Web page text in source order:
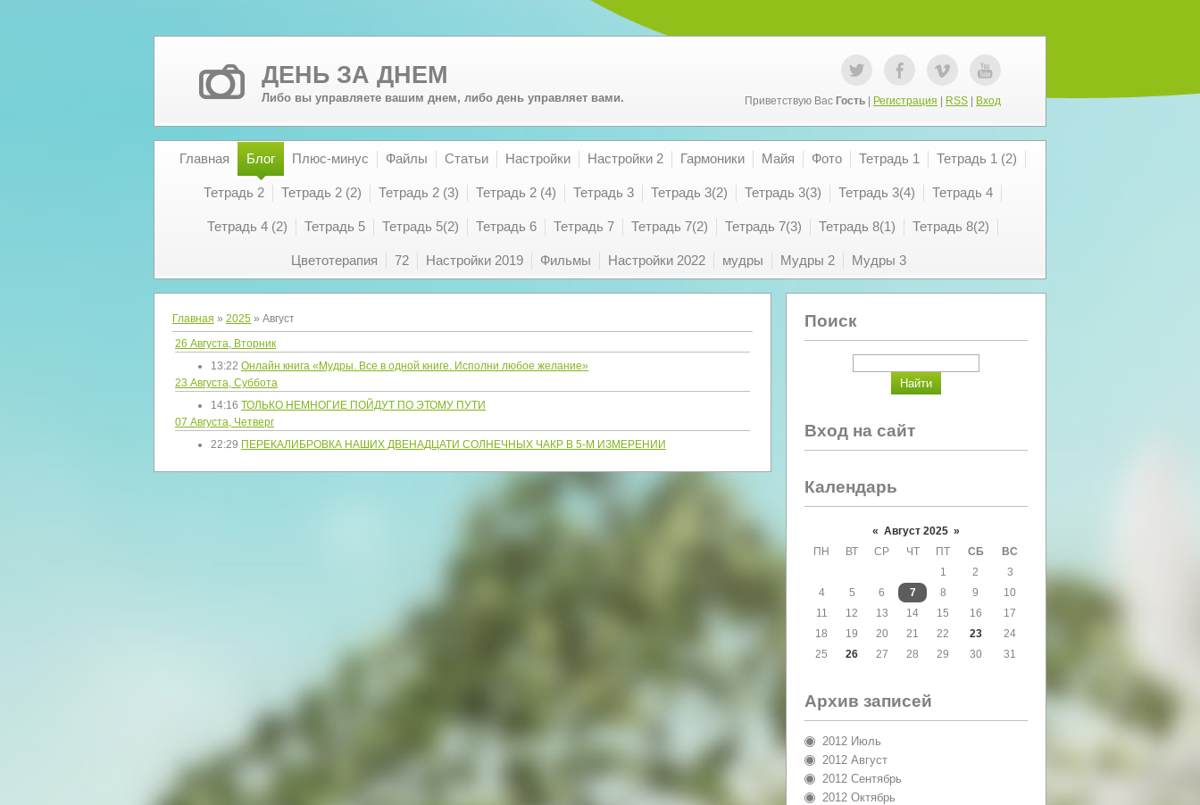
ДЕНЬ ЗА ДНЕМ
Либо вы управляете вашим днем, либо день управляет вами. Приветствую Вас Гость Регистрация RSS Вход
Главная Блог Плюс-минус Файлы Статьи Настройки Настройки 2 Гармоники Майя Фото Тетрадь 1 Тетрадь 1 (2)
Тетрадь 2 Тетрадь 2 (2) Тетрадь 2 (3) Тетрадь 2 (4) Тетрадь 3 Тетрадь 3(2) Тетрадь 3(3) Тетрадь 3(4) Тетрадь 4
Тетрадь 4 (2) Тетрадь 5 Тетрадь 5(2) Тетрадь 6 Тетрадь 7 Тетрадь 7(2) Тетрадь 7(3) Тетрадь 8(1) Тетрадь 8(2)
Цветотерапия 72 Настройки 2019 Фильмы Настройки 2022 мудры Мудры 2 Мудры 3
Главная » 2025 » Август
26 Августа, Вторник
13:22 Онлайн книга «Мудры. Все в одной книге. Исполни любое желание»
23 Августа, Суббота
14:16 ТОЛЬКО НЕМНОГИЕ ПОЙДУТ ПО ЭТОМУ ПУТИ
07 Августа, Четверг
22:29 ПЕРЕКАЛИБРОВКА НАШИХ ДВЕНАДЦАТИ СОЛНЕЧНЫХ ЧАКР В 5-М ИЗМЕРЕНИИ
Поиск
Вход на сайт
Календарь
« Август 2025 »
ПН
ВТ СР ЧТ ПТ СБ
ВС
1
2
3
4
5 6 7 8 9
10
11
12 13 14 15 16
17
18
19 20 21 22 23
24
25
26 27 28 29 30 31
Архив записей
2012 Июль
2012 Август
2012 Сентябрь
2012 Октябрь